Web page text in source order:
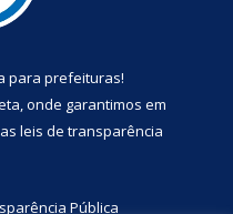
para prefeituras!
onde garantimos em
leis de transparência
Pública